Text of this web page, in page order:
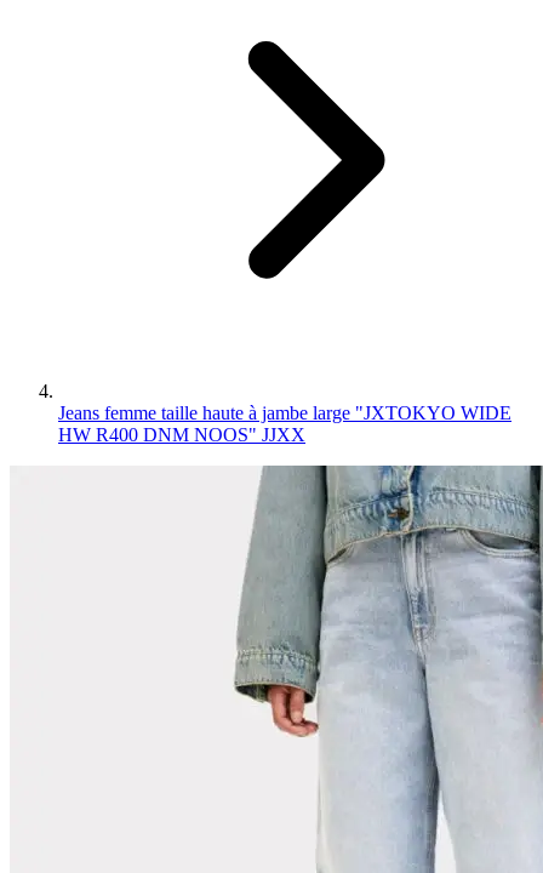
Jeans femme taille haute à jambe large "JXTOKYO WIDE
HW R400 DNM NOOS" JJXX